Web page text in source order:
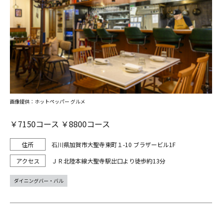
￥7150コース ￥8800コース
石川県加賀市大聖寺東町１-10 ブラザービル1F
ＪＲ北陸本線大聖寺駅出口より徒歩約13分
画像提供：ホットペッパー グルメ
ダイニングバー・バル